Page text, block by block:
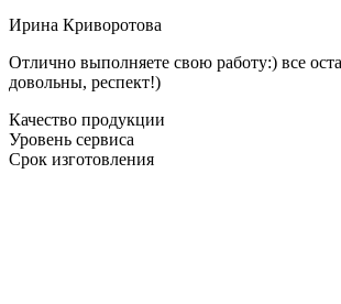
Ирина Криворотова
Отлично выполняете свою работу:) все
довольны, респект!)
Качество продукции
Уровень сервиса
Срок изготовления